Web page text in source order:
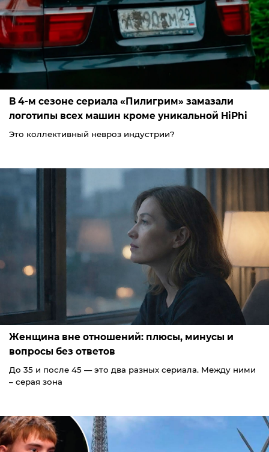
В 4-м сезоне сериала «Пилигрим» замазали
логотипы всех машин кроме уникальной HiPhi
Это коллективный невроз индустрии?
Женщина вне отношений: плюсы, минусы и
вопросы без ответов
До 35 и после 45 — это два разных сериала. Между ними
– серая зона